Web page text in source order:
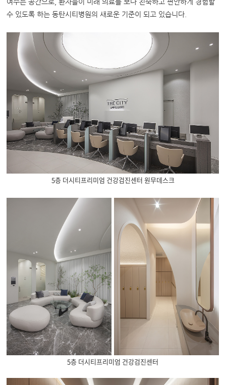
수 있도록 하는 동탄시티병원의 새로운 기준이 되고 있습니다.
5층 더시티프리미엄 건강검진센터 원무데스크
5층 더시티프리미엄 건강검진센터